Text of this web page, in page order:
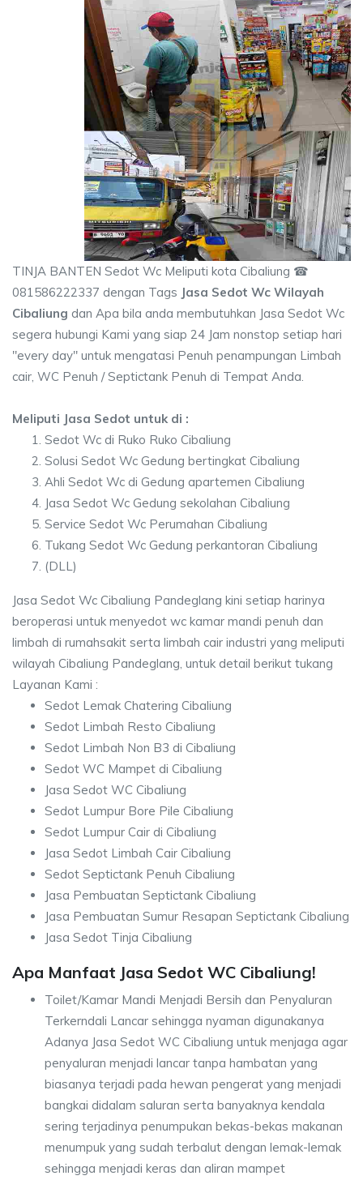
TINJA BANTEN Sedot Wc Meliputi kota Cibaliung ☎
081586222337 dengan Tags Jasa Sedot Wc Wilayah
Cibaliung dan Apa bila anda membutuhkan Jasa Sedot Wc
segera hubungi Kami yang siap 24 Jam nonstop setiap hari
"every day" untuk mengatasi Penuh penampungan Limbah
cair, WC Penuh / Septictank Penuh di Tempat Anda.
Meliputi Jasa Sedot untuk di :
Sedot Wc di Ruko Ruko Cibaliung
Solusi Sedot Wc Gedung bertingkat Cibaliung
Ahli Sedot Wc di Gedung apartemen Cibaliung
Jasa Sedot Wc Gedung sekolahan Cibaliung
Service Sedot Wc Perumahan Cibaliung
Tukang Sedot Wc Gedung perkantoran Cibaliung
(DLL)
Jasa Sedot Wc Cibaliung Pandeglang kini setiap harinya
beroperasi untuk menyedot wc kamar mandi penuh dan
limbah di rumahsakit serta limbah cair industri yang meliputi
wilayah Cibaliung Pandeglang, untuk detail berikut tukang
Layanan Kami :
Sedot Lemak Chatering Cibaliung
Sedot Limbah Resto Cibaliung
Sedot Limbah Non B3 di Cibaliung
Sedot WC Mampet di Cibaliung
Jasa Sedot WC Cibaliung
Sedot Lumpur Bore Pile Cibaliung
Sedot Lumpur Cair di Cibaliung
Jasa Sedot Limbah Cair Cibaliung
Sedot Septictank Penuh Cibaliung
Jasa Pembuatan Septictank Cibaliung
Jasa Pembuatan Sumur Resapan Septictank Cibaliung
Jasa Sedot Tinja Cibaliung
Apa Manfaat Jasa Sedot WC Cibaliung!
Toilet/Kamar Mandi Menjadi Bersih dan Penyaluran
Terkerndali Lancar sehingga nyaman digunakanya
Adanya Jasa Sedot WC Cibaliung untuk menjaga agar
penyaluran menjadi lancar tanpa hambatan yang
biasanya terjadi pada hewan pengerat yang menjadi
bangkai didalam saluran serta banyaknya kendala
sering terjadinya penumpukan bekas-bekas makanan
menumpuk yang sudah terbalut dengan lemak-lemak
sehingga menjadi keras dan aliran mampet